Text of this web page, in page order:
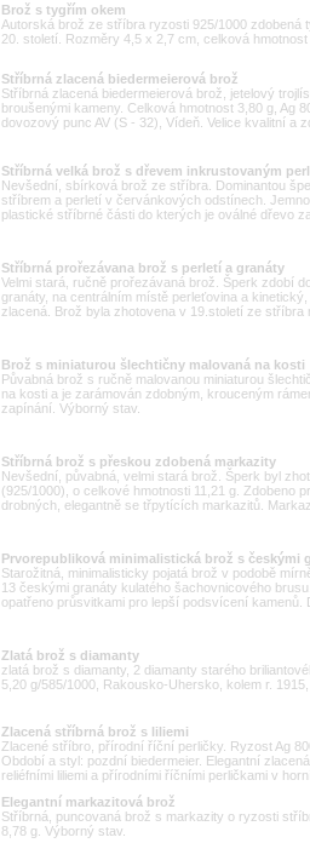
Brož s tygřím okem
Autorská brož ze stříbra ryzosti 925/1000 zdobená
20. století. Rozměry 4,5 x 2,7 cm, celková hmotnost
Stříbrná zlacená biedermeierová brož
Stříbrná zlacená biedermeierová brož, jetelový
broušenými kameny. Celková hmotnost 3,80 g, Ag
dovozový punc AV (S - 32), Vídeň. Velice kvalitní a
Stříbrná velká brož s dřevem inkrustovaným
Nevšední, sbírková brož ze stříbra. Dominantou
stříbrem a perletí v červánkových odstínech.
plastické stříbrné části do kterých je oválné dřevo
Stříbrná prořezávana brož s perletí a granáty
Velmi stará, ručně prořezávaná brož. Šperk zdobí
granáty, na centrálním místě perleťovina a
zlacená. Brož byla zhotovena v 19.století ze stříbra
Brož s miniaturou šlechtičny malovaná na kosti
Půvabná brož s ručně malovanou miniaturou
na kosti a je zarámován zdobným, krouceným
zapínání. Výborný stav.
Stříbrná brož s přeskou zdobená markazity
Nevšední, půvabná, velmi stará brož. Šperk byl
(925/1000), o celkové hmotnosti 11,21 g. Zdobeno
drobných, elegantně se třpytících markazitů.
Prvorepubliková minimalistická brož s českými
Starožitná, minimalisticky pojatá brož v podobě
13 českými granáty kulatého šachovnicového
opatřeno průsvitkami pro lepší podsvícení kamenů.
Zlatá brož s diamanty
zlatá brož s diamanty, 2 diamanty starého
5,20 g/585/1000, Rakousko-Uhersko, kolem r.
Zlacená stříbrná brož s liliemi
Zlacené stříbro, přírodní říční perličky. Ryzost Ag
Období a styl: pozdní biedermeier. Elegantní
reliéfními liliemi a přírodními říčními perličkami v
Elegantní markazitová brož
Stříbrná, puncovaná brož s markazity o ryzosti
8,78 g. Výborný stav.